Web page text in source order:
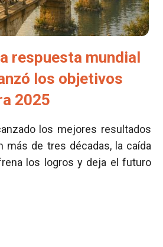
respuesta mundial
los objetivos
2025
los mejores resultados
más de tres décadas, la caída
los logros y deja el futuro